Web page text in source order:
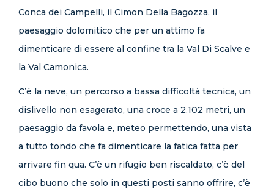
Conca dei Campelli, il Cimon Della Bagozza, il
paesaggio dolomitico che per un attimo fa
dimenticare di essere al confine tra la Val Di Scalve e
la Val Camonica.
C’è la neve, un percorso a bassa difficoltà tecnica, un
dislivello non esagerato, una croce a 2.102 metri, un
paesaggio da favola e, meteo permettendo, una vista
a tutto tondo che fa dimenticare la fatica fatta per
arrivare fin qua. C’è un rifugio ben riscaldato, c’è del
cibo buono che solo in questi posti sanno offrire, c’è